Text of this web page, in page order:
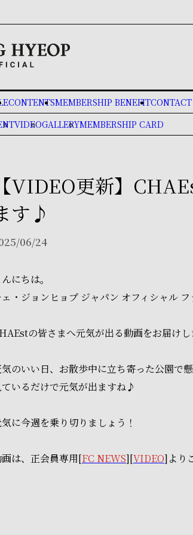
CONTENTSMEMBERSHIP BENEFITCONTACT
VIDEOGALLERYMEMBERSHIP CARD
【VIDEO更新】
す♪
06/24
にちは。
・ジョンヒョプ ジャパン オフィシャル フ
の皆さまへ元気が出る動画をお届けし
気のいい日、お散歩中に立ち寄った公園で
ているだけで元気が出ますね♪
に今週を乗り切りましょう！
は、正会員専用[FC NEWS][VIDEO]より